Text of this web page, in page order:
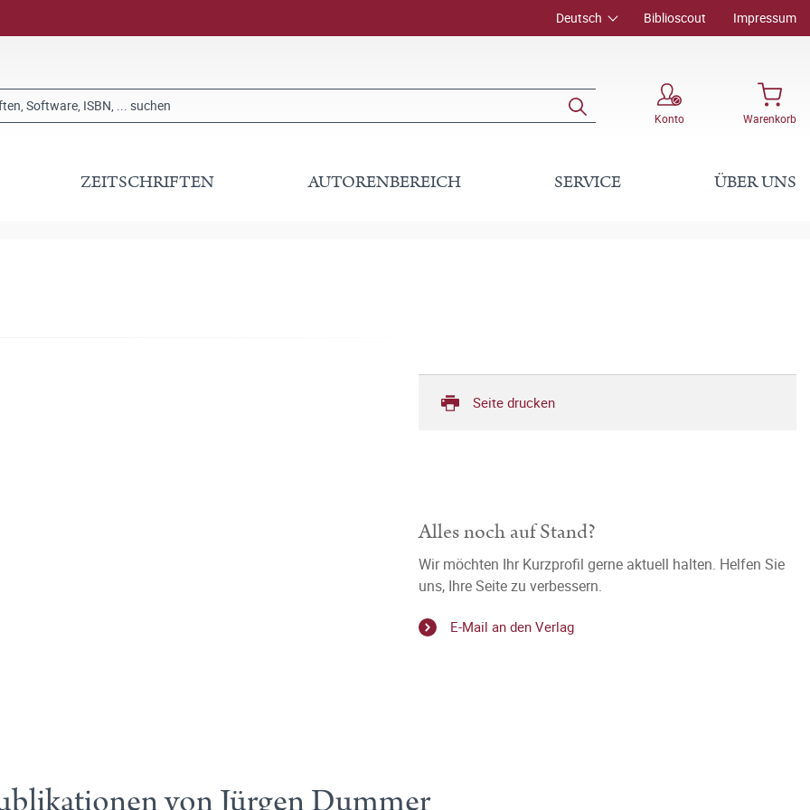
Deutsch Biblioscout Impressum
Konto Warenkorb
ZEITSCHRIFTEN AUTORENBEREICH SERVICE ÜBER UNS
Seite drucken
Alles noch auf Stand?
Wir möchten Ihr Kurzprofil gerne aktuell halten. Helfen Sie
uns, Ihre Seite zu verbessern.
E-Mail an den Verlag